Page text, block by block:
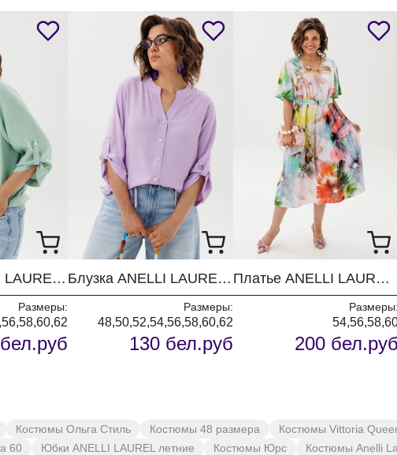
Блузка ANELLI LAUREL 1861 мятный лепесток
Размеры:
Блузка ANELLI LAUREL 1861 лавандовый лепесток
Размеры:
48,50,52,54,56,58,60,62
130 бел.руб
Платье ANELLI LAUREL 1857 цветные цветы
Размеры:
200 бел.руб
Костюмы Ольга Стиль Костюмы 48 размера Костюмы Vittoria
60
Юбки ANELLI LAUREL летние Костюмы Юрс Костюмы Anelli